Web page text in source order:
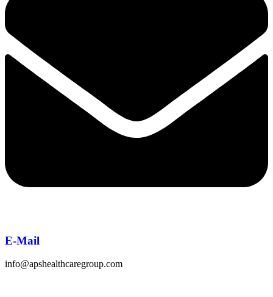
E-Mail
info@apshealthcaregroup.com